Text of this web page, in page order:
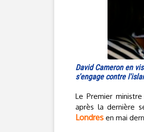
David Cameron en
s'engage contre
Le Premier
après la dernière
Londres en mai